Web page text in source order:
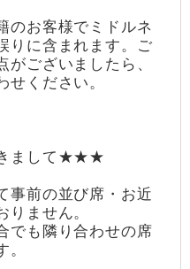
のお客様でミドルネ
りに含まれます。ご
ございましたら、
せください。
まして★★★
事前の並び席・お近
りません。
でも隣り合わせの席
。